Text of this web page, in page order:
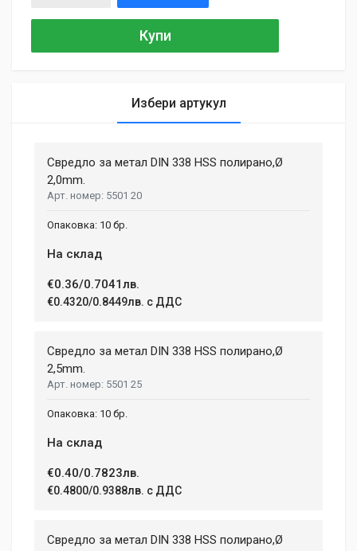
Купи
Избери артукул
MATERIAL
Aluminium, Plastic
ENGINE TYPE
BATTERY TYPE
CHARGE TIME
Dimensions
Phasellus id mattis nulla. Mauris velit nisi, imperdiet vitae
lacus, at porttitor dui iaculis id. Curabitur imperdiet ultrices
Adam Taylor
12 April, 2018
Aenean non lorem nisl. Duis tempor sollicitudin orci, eget
tincidunt ex semper sit amet. Nullam neque justo, sodales
congue feugiat ac, facilisis a augue. Donec tempor sapien et
mollis, volutpat tellus vitae, accumsan ligula.
Helena Garcia
2 January, 2018
hendrerit eros laoreet suscipit ultrices.
Свредло за метал DIN 338 HSS полирано,Ø
2,0mm.
5501 20
10 бр.
На склад
€0.36/0.7041лв.
€0.4320/0.8449лв. с ДДС
Свредло за метал DIN 338 HSS полирано,Ø
2,5mm.
5501 25
10 бр.
На склад
€0.40/0.7823лв.
€0.4800/0.9388лв. с ДДС
Свредло за метал DIN 338 HSS полирано,Ø